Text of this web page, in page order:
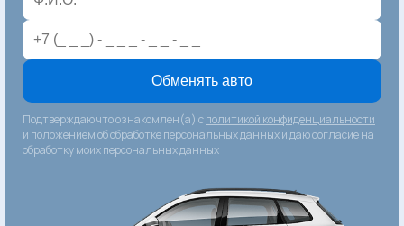
Обменять авто
Подтверждаю что ознакомлен(а) сполитикой конфиденциальности
и положением об обработке персональных данныхи даю согласие на
обработку моих персональных данных